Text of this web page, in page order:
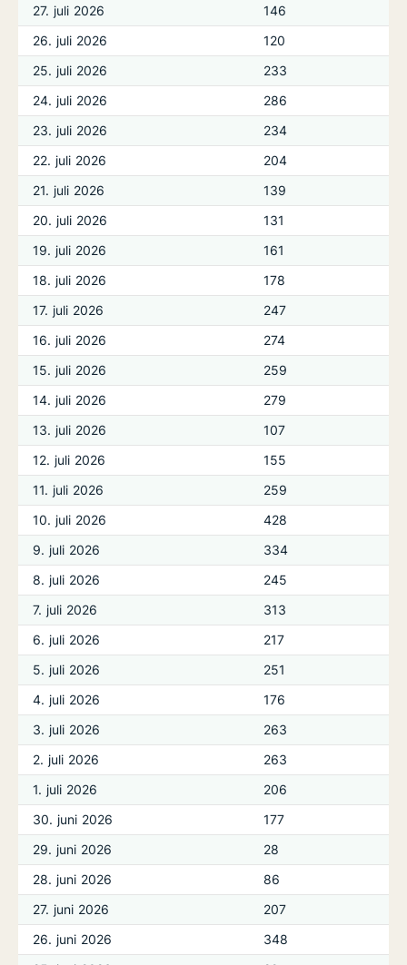
27. juli 2026
146
26. juli 2026
120
25. juli 2026
233
24. juli 2026
286
23. juli 2026
234
22. juli 2026
204
21. juli 2026
139
20. juli 2026
131
19. juli 2026
161
18. juli 2026
178
17. juli 2026
247
16. juli 2026
274
15. juli 2026
259
14. juli 2026
279
13. juli 2026
107
12. juli 2026
155
11. juli 2026
259
10. juli 2026
428
9. juli 2026
334
8. juli 2026
245
7. juli 2026
313
6. juli 2026
217
5. juli 2026
251
4. juli 2026
176
3. juli 2026
263
2. juli 2026
263
1. juli 2026
206
30. juni 2026
177
29. juni 2026
28
28. juni 2026
86
27. juni 2026
207
26. juni 2026
348